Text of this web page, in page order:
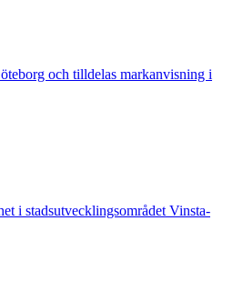
och tilldelas markanvisning i
i stadsutvecklingsområdet Vinsta-